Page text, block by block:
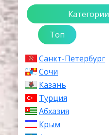
Категории
Топ
Санкт-Петербург
Сочи
Казань
Турция
Абхазия
Крым